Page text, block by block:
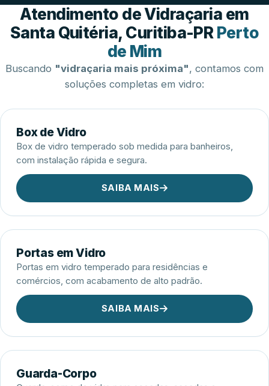
Esquadrias de Alumínio
Atendimento de Vidraçaria em
Santa Quitéria, Curitiba-PR Perto
de Mim
Buscando "vidraçaria mais próxima", contamos com
soluções completas em vidro:
Box de Vidro
Box de vidro temperado sob medida para banheiros,
com instalação rápida e segura.
SAIBA MAIS
Portas em Vidro
Portas em vidro temperado para residências e
comércios, com acabamento de alto padrão.
SAIBA MAIS
Guarda-Corpo